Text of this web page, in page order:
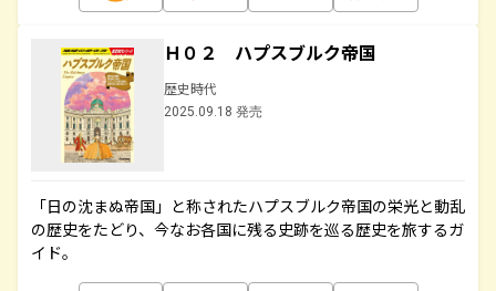
Ｈ０２ ハプスブルク帝国
歴史時代
2025.09.18 発売
「日の沈まぬ帝国」と称されたハプスブルク帝国の栄光と動乱
の歴史をたどり、今なお各国に残る史跡を巡る歴史を旅するガ
イド。